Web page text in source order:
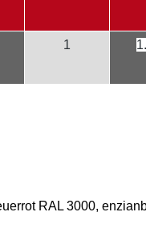
1
RAL 3000,